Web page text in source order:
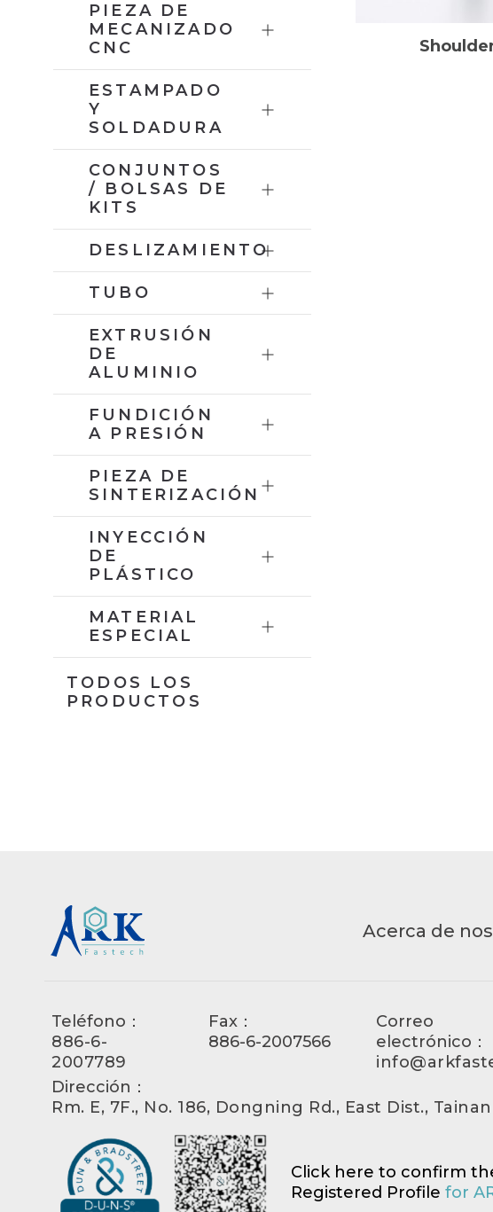
PIEZA DE
MECANIZADO
CNC
ESTAMPADO
Y
SOLDADURA
CONJUNTOS
/ BOLSAS DE
KITS
DESLIZAMIENTO
TUBO
EXTRUSIÓN
DE
ALUMINIO
FUNDICIÓN
A PRESIÓN
PIEZA DE
SINTERIZACIÓN
INYECCIÓN
DE
PLÁSTICO
MATERIAL
ESPECIAL
TODOS LOS
PRODUCTOS
Acerca de
Teléfono：
886-6-
2007789
Fax：
886-6-2007566
Correo
electrónico：
Dirección：
Rm. E, 7F., No. 186, Dongning Rd., East Dist.,
Click here to confirm
Registered Profilefor